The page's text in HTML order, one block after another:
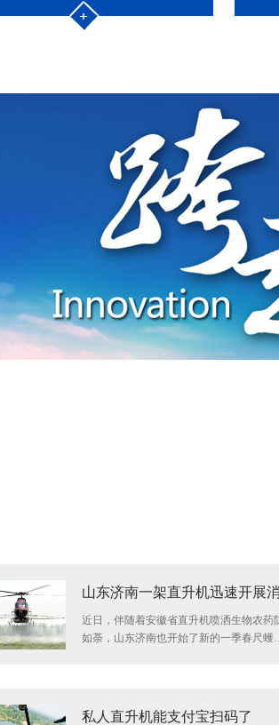
山东济南一架直升机迅速开展
近日，伴随着安徽省直升机喷洒生物农药
如荼，山东济南也开始了新的一季春尺
私人直升机能支付宝扫码了